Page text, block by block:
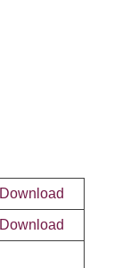
Download
Download